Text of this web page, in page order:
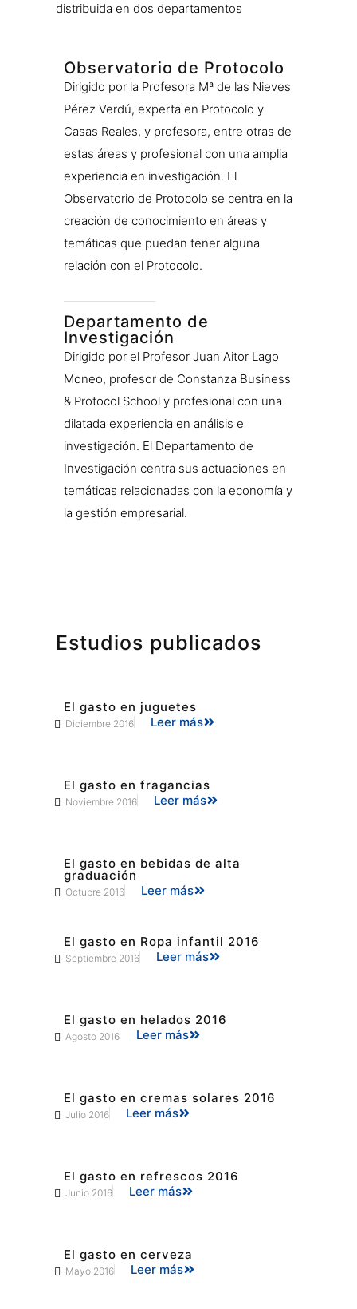
distribuida en dos departamentos
Observatorio de Protocolo
Dirigido por la Profesora Mª de las Nieves
Pérez Verdú, experta en Protocolo y
Casas Reales, y profesora, entre otras de
estas áreas y profesional con una amplia
experiencia en investigación. El
Observatorio de Protocolo se centra en la
creación de conocimiento en áreas y
temáticas que puedan tener alguna
relación con el Protocolo.
Departamento de
Investigación
Dirigido por el Profesor Juan Aitor Lago
Moneo, profesor de Constanza Business
& Protocol School y profesional con una
dilatada experiencia en análisis e
investigación. El Departamento de
Investigación centra sus actuaciones en
temáticas relacionadas con la economía y
la gestión empresarial.
Estudios publicados
El gasto en juguetes
Diciembre 2016 Leer más
El gasto en fragancias
Noviembre 2016 Leer más
El gasto en bebidas de alta
graduación
Octubre 2016 Leer más
El gasto en Ropa infantil 2016
Septiembre 2016 Leer más
El gasto en helados 2016
Agosto 2016 Leer más
El gasto en cremas solares 2016
Julio 2016 Leer más
El gasto en refrescos 2016
Junio 2016 Leer más
El gasto en cerveza
Mayo 2016 Leer más